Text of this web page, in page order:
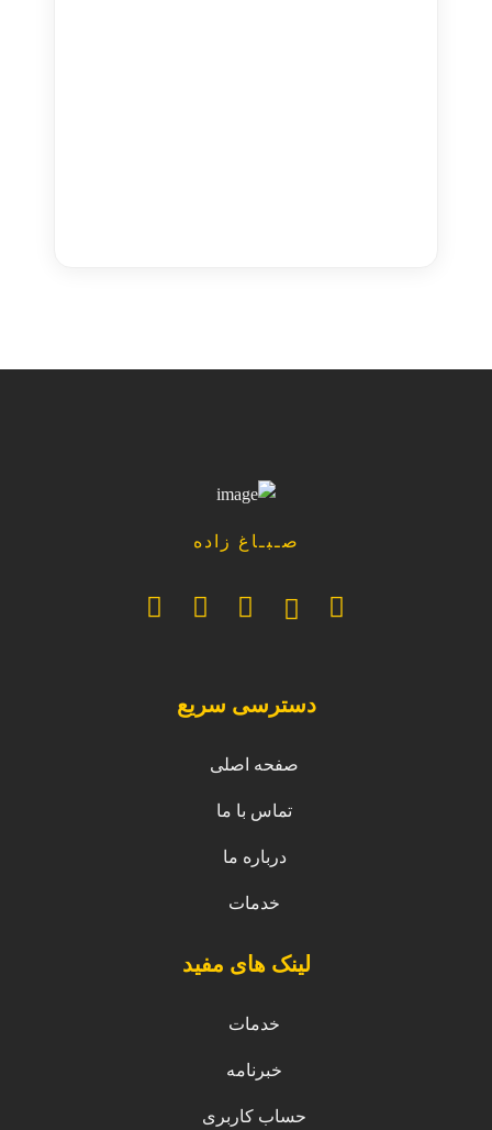
صـبـاغ زاده
دسترسی سریع
صفحه اصلی
تماس با ما
درباره ما
خدمات
لینک های مفید
خدمات
خبرنامه
حساب کاربری